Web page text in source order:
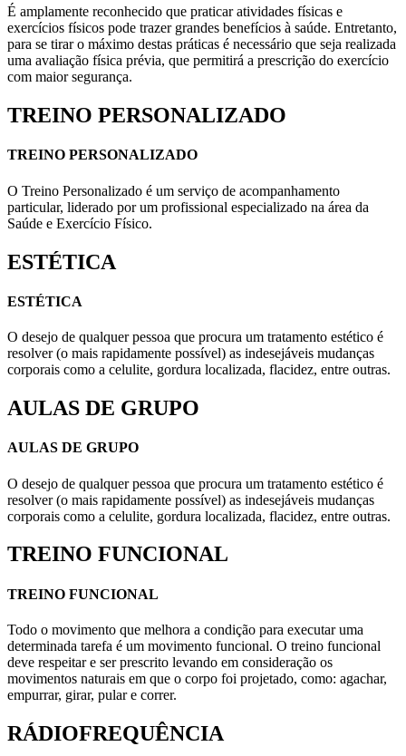
É amplamente reconhecido que praticar atividades físicas e
exercícios físicos pode trazer grandes benefícios à saúde. Entretanto,
para se tirar o máximo destas práticas é necessário que seja realizada
uma avaliação física prévia, que permitirá a prescrição do exercício
com maior segurança.
TREINO PERSONALIZADO
TREINO PERSONALIZADO
O Treino Personalizado é um serviço de acompanhamento
particular, liderado por um profissional especializado na área da
Saúde e Exercício Físico.
ESTÉTICA
ESTÉTICA
O desejo de qualquer pessoa que procura um tratamento estético é
resolver (o mais rapidamente possível) as indesejáveis mudanças
corporais como a celulite, gordura localizada, flacidez, entre outras.
AULAS DE GRUPO
AULAS DE GRUPO
O desejo de qualquer pessoa que procura um tratamento estético é
resolver (o mais rapidamente possível) as indesejáveis mudanças
corporais como a celulite, gordura localizada, flacidez, entre outras.
TREINO FUNCIONAL
TREINO FUNCIONAL
Todo o movimento que melhora a condição para executar uma
determinada tarefa é um movimento funcional. O treino funcional
deve respeitar e ser prescrito levando em consideração os
movimentos naturais em que o corpo foi projetado, como: agachar,
empurrar, girar, pular e correr.
RÁDIOFREQUÊNCIA